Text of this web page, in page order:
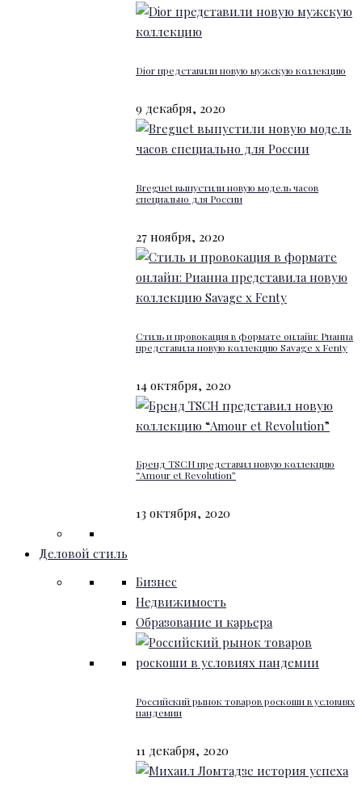
Dior представили новую мужскую коллекцию
9 декабря, 2020
Breguet выпустили новую модель часов
специально для России
27 ноября, 2020
Стиль и провокация в формате онлайн: Рианна
представила новую коллекцию Savage x Fenty
14 октября, 2020
Бренд TSCH представил новую коллекцию
“Amour et Revolution”
13 октября, 2020
Деловой стиль
Бизнес
Недвижимость
Образование и карьера
Российский рынок товаров роскоши в условиях
пандемии
11 декабря, 2020